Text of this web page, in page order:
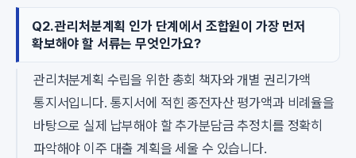
Q2. 관리처분계획 인가 단계에서 조합원이 가장 먼저
확보해야 할 서류는 무엇인가요?
관리처분계획 수립을 위한 총회 책자와 개별 권리가액
통지서입니다. 통지서에 적힌 종전자산 평가액과 비례율을
바탕으로 실제 납부해야 할 추가분담금 추정치를 정확히
파악해야 이주 대출 계획을 세울 수 있습니다.